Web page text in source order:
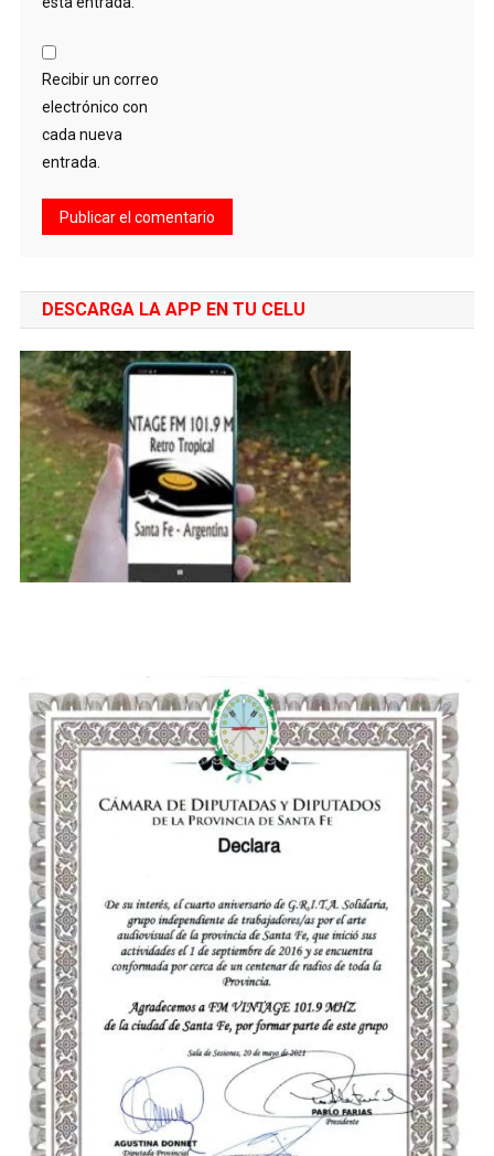
Recibir un correo
electrónico con
cada nueva
entrada.
DESCARGA LA APP EN TU CELU